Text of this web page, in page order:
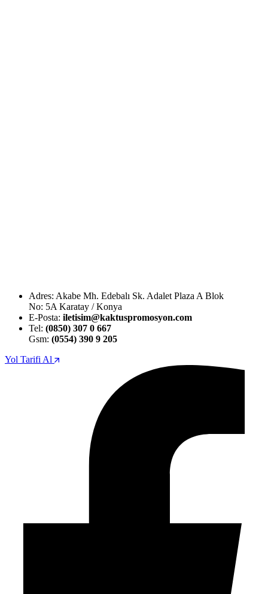
Adres: Akabe Mh. Edebalı Sk. Adalet Plaza A Blok
No: 5A Karatay / Konya
E-Posta: iletisim@kaktuspromosyon.com
Tel: (0850) 307 0 667
Gsm: (0554) 390 9 205
Yol Tarifi Al